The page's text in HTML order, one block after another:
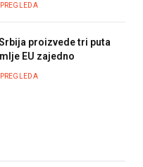
PREGLEDA
proizvede tri puta
EU zajedno
PREGLEDA